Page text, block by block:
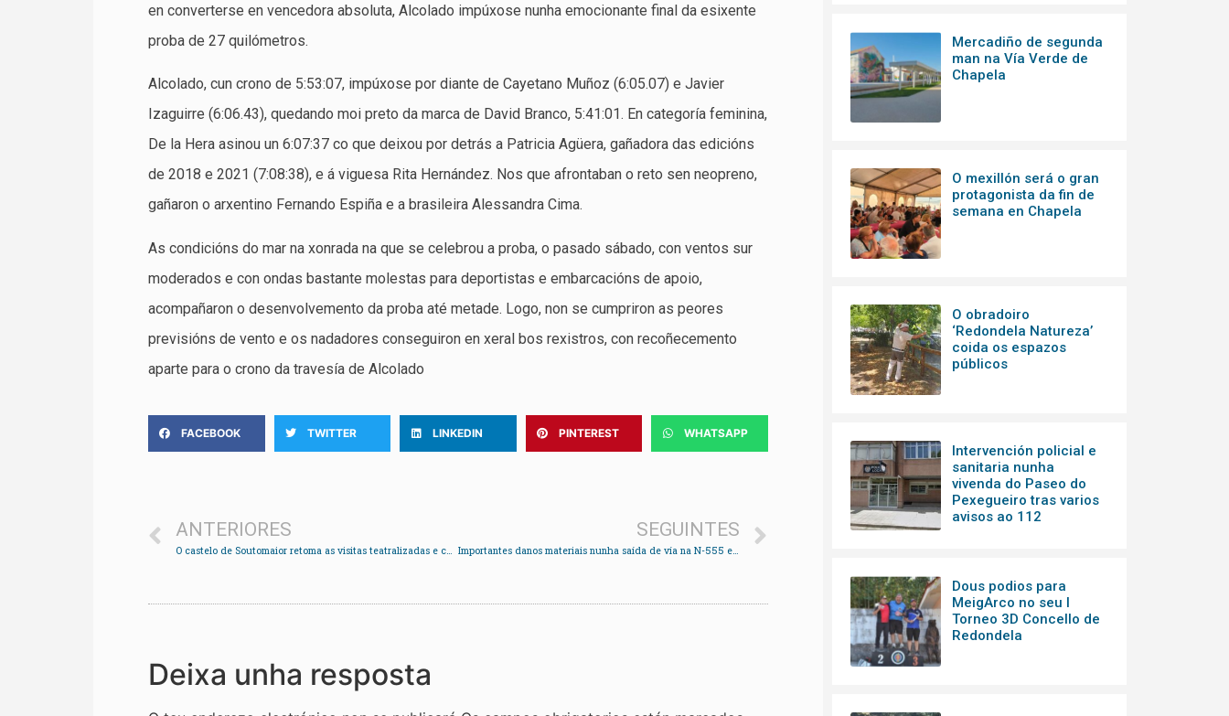
en converterse en vencedora absoluta, Alcolado impúxose nunha emocionante final da esixente
proba de 27 quilómetros.
Alcolado, cun crono de 5:53:07, impúxose por diante de Cayetano Muñoz (6:05.07) e Javier
Izaguirre (6:06.43), quedando moi preto da marca de David Branco, 5:41:01. En categoría feminina,
De la Hera asinou un 6:07:37 co que deixou por detrás a Patricia Agüera, gañadora das edicións
de 2018 e 2021 (7:08:38), e á viguesa Rita Hernández. Nos que afrontaban o reto sen neopreno,
gañaron o arxentino Fernando Espiña e a brasileira Alessandra Cima.
As condicións do mar na xonrada na que se celebrou a proba, o pasado sábado, con ventos sur
moderados e con ondas bastante molestas para deportistas e embarcacións de apoio,
acompañaron o desenvolvemento da proba até metade. Logo, non se cumpriron as peores
previsións de vento e os nadadores conseguiron en xeral bos rexistros, con recoñecemento
aparte para o crono da travesía de Alcolado
FACEBOOK TWITTER LINKEDIN PINTEREST WHATSAPP
ANTERIORES
O castelo de Soutomaior retoma as visitas teatralizadas e caracterizadas durante este verán
SEGUINTES
Importantes danos materiais nunha saída de vía na N-555 en Cedeira
Deixa unha resposta
Mercadiño de segunda
man na Vía Verde de
Chapela
O mexillón será o gran
protagonista da fin de
semana en Chapela
O obradoiro
‘Redondela Natureza’
coida os espazos
públicos
Intervención policial e
sanitaria nunha
vivenda do Paseo do
Pexegueiro tras varios
avisos ao 112
Dous podios para
MeigArco no seu I
Torneo 3D Concello de
Redondela